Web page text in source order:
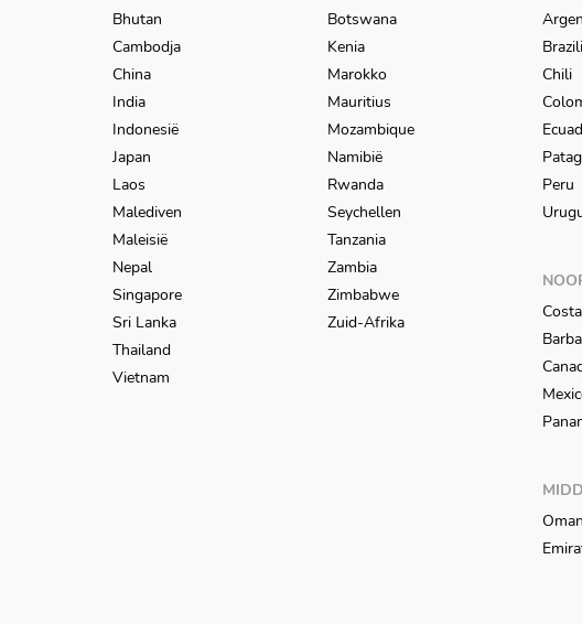
Bhutan
Cambodja
China
India
Indonesië
Japan
Laos
Malediven
Maleisië
Nepal
Singapore
Sri Lanka
Thailand
Vietnam
Botswana
Kenia
Marokko
Mauritius
Mozambique
Namibië
Rwanda
Seychellen
Tanzania
Zambia
Zimbabwe
Zuid-Afrika
Chili
Peru
Oman